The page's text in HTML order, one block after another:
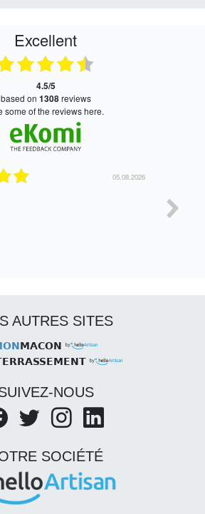
Excellent
4.5/5
based on 1308reviews
some of the reviews here.
05.08.2026
!
AUTRES SITES
MACON
NOUS
SOCIÉTÉ